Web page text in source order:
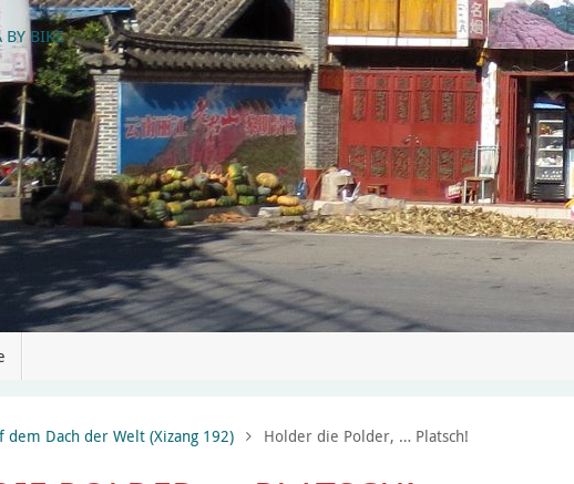
dem Dach der Welt (Xizang 192) Holder die Polder, … Platsch!